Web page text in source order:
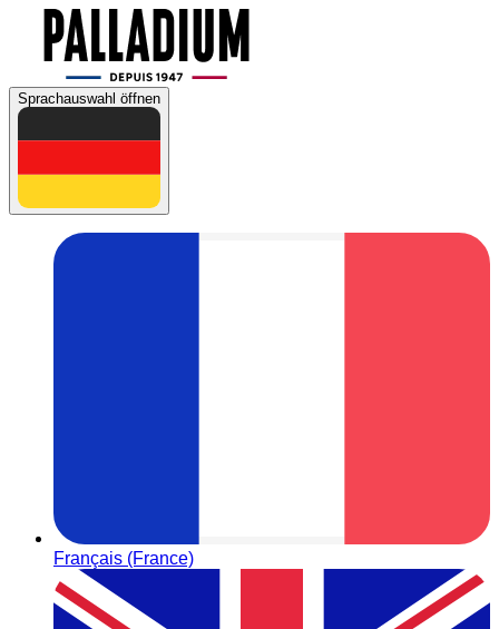
Sprachauswahl öffnen
Français (France)